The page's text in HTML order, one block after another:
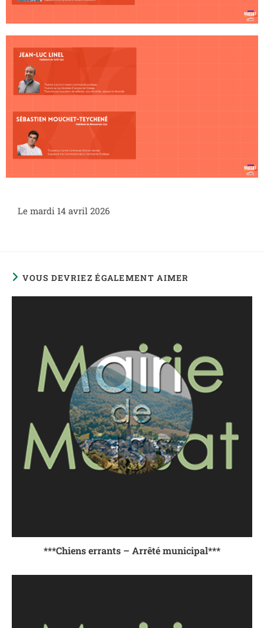
Le mardi 14 avril 2026
VOUS DEVRIEZ ÉGALEMENT AIMER
***Chiens errants – Arrêté municipal***